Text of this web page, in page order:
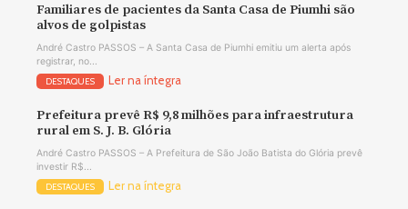
Familiares de pacientes da Santa Casa de Piumhi são
alvos de golpistas
André Castro PASSOS – A Santa Casa de Piumhi emitiu um alerta após
registrar, no...
DESTAQUES Ler na íntegra
Prefeitura prevê R$ 9,8 milhões para infraestrutura
rural em S. J. B. Glória
André Castro PASSOS – A Prefeitura de São João Batista do Glória prevê
investir R$...
DESTAQUES Ler na íntegra